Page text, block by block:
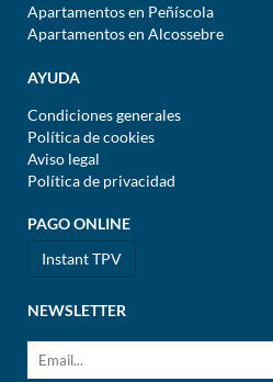
Apartamentos en Peñíscola
Apartamentos en Alcossebre
AYUDA
Condiciones generales
Política de cookies
Aviso legal
Política de privacidad
PAGO ONLINE
Instant TPV
NEWSLETTER